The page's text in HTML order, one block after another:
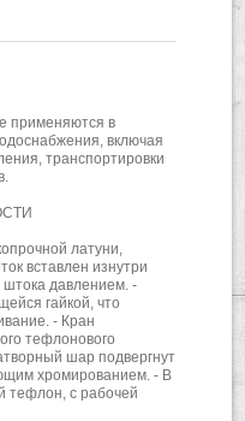
применяются в
включая
транспортировки
латуни,
вставлен изнутри
штока давлением. -
гайкой, что
- Кран
тефлонового
шар подвергнут
хромированием. - В
тефлон, с рабочей